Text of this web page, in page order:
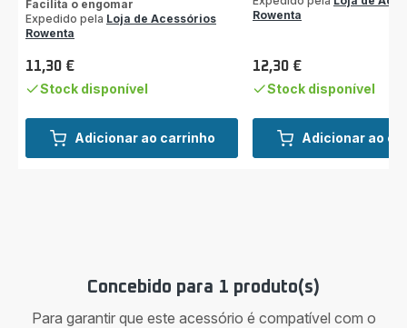
Adicionar ao carrinho
Facilita o engomar
Expedido pela Loja de Acessórios
Rowenta
Preço
11,30 €
Stock disponível
Adicionar ao
quatro
Rowenta
Preço
12,30 €
Stock disponível
Concebido para 1 produto(s)
Para garantir que este acessório é compatível com o